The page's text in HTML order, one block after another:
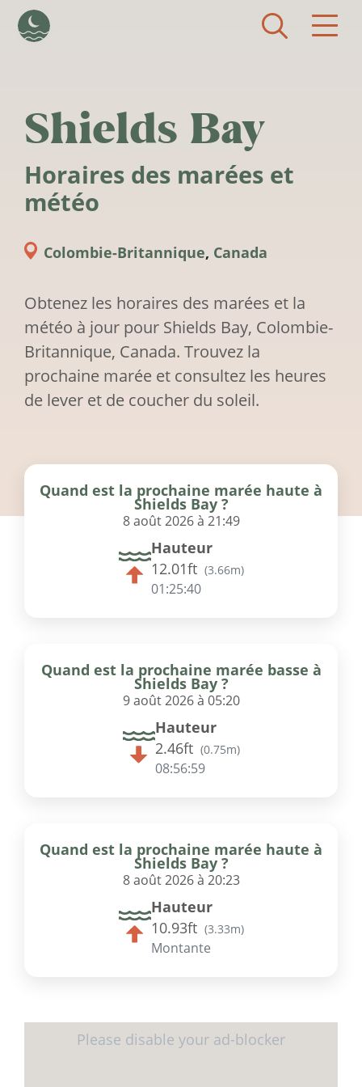
Shields Bay
Horaires des marées et
météo
Colombie-Britannique, Canada
Obtenez les horaires des marées et la
météo à jour pour Shields Bay, Colombie-
Britannique, Canada. Trouvez la
prochaine marée et consultez les heures
de lever et de coucher du soleil.
Quand est la prochaine marée haute à
Shields Bay ?
8 août 2026 à 21:49
Hauteur
12.01ft (3.66m)
01:25:40
Quand est la prochaine marée basse à
Shields Bay ?
9 août 2026 à 05:20
Hauteur
2.46ft (0.75m)
08:56:59
Quand est la prochaine marée haute à
Shields Bay ?
8 août 2026 à 20:23
Hauteur
10.93ft (3.33m)
Montante